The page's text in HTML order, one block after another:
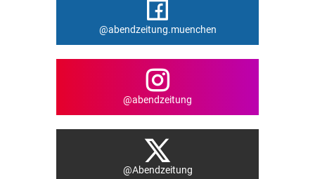
@abendzeitung.muenchen
@abendzeitung
@Abendzeitung